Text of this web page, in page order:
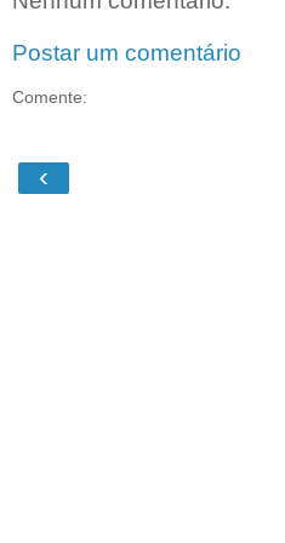
Postar um comentário
Comente:
‹